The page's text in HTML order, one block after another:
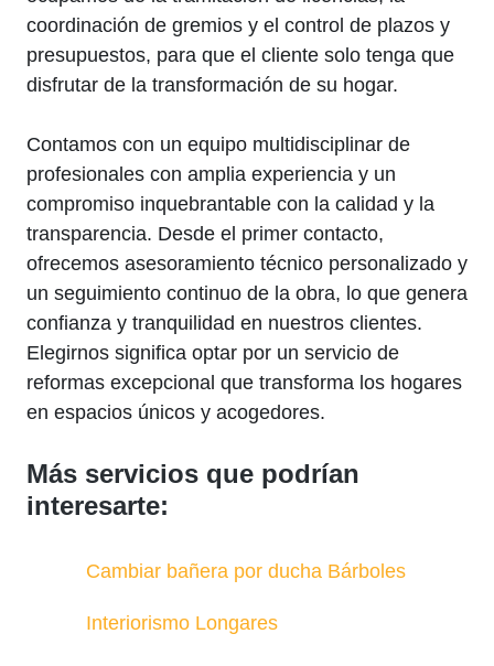
coordinación de gremios y el control de plazos y
presupuestos, para que el cliente solo tenga que
disfrutar de la transformación de su hogar.
Contamos con un equipo multidisciplinar de
profesionales con amplia experiencia y un
compromiso inquebrantable con la calidad y la
transparencia. Desde el primer contacto,
ofrecemos asesoramiento técnico personalizado y
un seguimiento continuo de la obra, lo que genera
confianza y tranquilidad en nuestros clientes.
Elegirnos significa optar por un servicio de
reformas excepcional que transforma los hogares
en espacios únicos y acogedores.
Más servicios que podrían
interesarte:
Cambiar bañera por ducha Bárboles
Interiorismo Longares